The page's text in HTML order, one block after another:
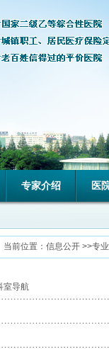
专家介绍 医
前位置： 信息公开 >>专
室导航